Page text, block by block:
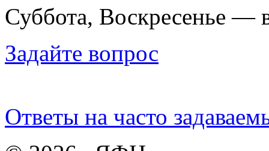
Суббота, Воскресенье —
Задайте вопрос
Ответы на часто